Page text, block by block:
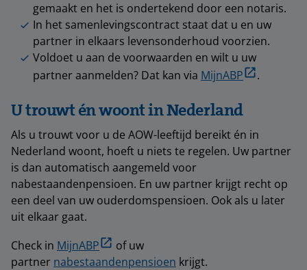
gemaakt en het is ondertekend door een notaris.
In het samenlevingscontract staat dat u en uw
partner in elkaars levensonderhoud voorzien.
Voldoet u aan de voorwaarden en wilt u uw
partner aanmelden? Dat kan via MijnABP .
U trouwt én woont in Nederland
Als u trouwt voor u de AOW-leeftijd bereikt én in
Nederland woont, hoeft u niets te regelen. Uw partner
is dan automatisch aangemeld voor
nabestaandenpensioen. En uw partner krijgt recht op
een deel van uw ouderdomspensioen. Ook als u later
uit elkaar gaat.
Check in MijnABP
of uw
partner nabestaandenpensioen krijgt.